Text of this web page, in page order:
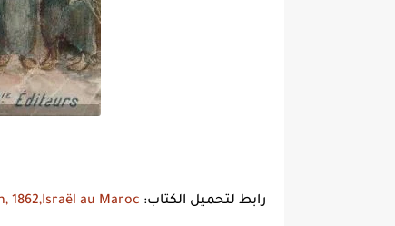
رابط لتحميل الكتاب: 1862,Israël au Maroc